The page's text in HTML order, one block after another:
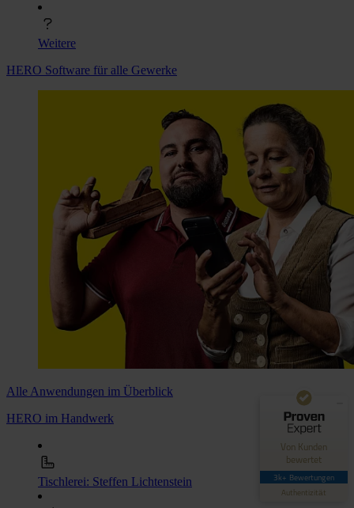
Weitere
HERO Software für alle Gewerke
Alle Anwendungen im Überblick
HERO im Handwerk
Tischlerei: Steffen Lichtenstein
Von Kunden
bewertet
3k+ Bewertungen
Authentizität
Kundenbewertungen und Erfahrungen zu
Hero Software
89%
Empfehlungen auf
GUT
62
Bewertungen auf
ProvenExpert.com
Blick aufs ProvenExpert-Profil werfen